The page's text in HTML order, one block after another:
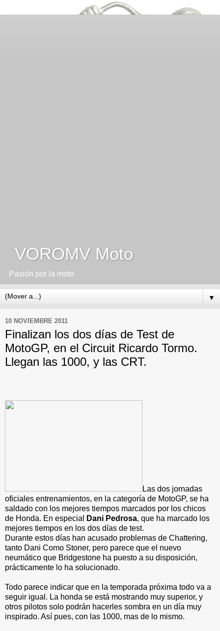
VOROMV Moto
Pasión por la moto
▼
10 NOVIEMBRE 2011
Finalizan los dos días de Test de
MotoGP, en el Circuit Ricardo Tormo.
Llegan las 1000, y las CRT.
Las dos jornadas
oficiales entrenamientos, en la categoría de MotoGP, se ha
saldado con los mejores tiempos marcados por los chicos
de Honda. En especial
Dani Pedrosa, que ha marcado los
mejores tiempos en los dos días de test.
Durante estos días han acusado problemas de Chattering,
tanto Dani Como Stoner, pero parece que el nuevo
neumático que Bridgestone ha puesto a su disposición,
prácticamente lo ha solucionado.
Todo parece indicar que en la temporada próxima todo va a
seguir igual. La honda se está mostrando muy superior, y
otros pilotos solo podrán hacerles sombra en un día muy
inspirado. Así pues, con las 1000, mas de lo mismo.